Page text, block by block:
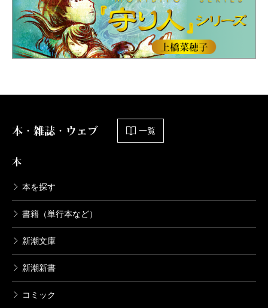
本・雑誌・ウェブ 一覧
本
本を探す
書籍（単行本など）
新潮文庫
新潮新書
コミック